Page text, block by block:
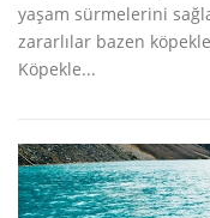
yaşam sürmelerini
zararlılar bazen
Köpekle...